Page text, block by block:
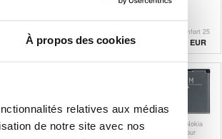
À propos des cookies
relatives aux médias
de notre site avec nos
du casque Bose
8,90 EUR
QuietComfort 25
de Bose Câble
audio 3.5mm /
2.5mm avec
microphone/contrôle
du volume - Noir
11,50 EUR
Câble audio
3.5mm / 2.5mm
Batterie Nokia
BP-5M pour